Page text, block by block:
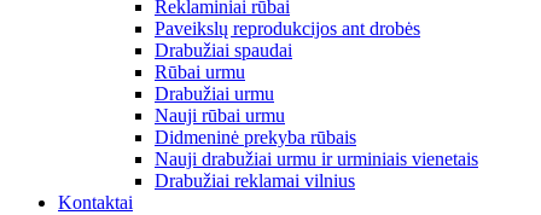
Reklaminiai rūbai
Paveikslų reprodukcijos ant drobės
Drabužiai spaudai
Rūbai urmu
Drabužiai urmu
Nauji rūbai urmu
Didmeninė prekyba rūbais
Nauji drabužiai urmu ir urminiais vienetais
Drabužiai reklamai vilnius
Kontaktai